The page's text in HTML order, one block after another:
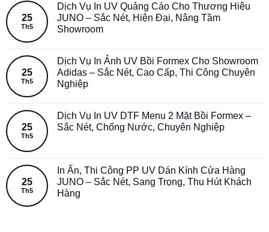
25
Th5
Dịch Vụ In UV Quảng Cáo Cho Thương Hiệu
JUNO – Sắc Nét, Hiện Đại, Nâng Tầm
Showroom
25
Th5
Dịch Vụ In Ảnh UV Bồi Formex Cho Showroom
Adidas – Sắc Nét, Cao Cấp, Thi Công Chuyên
Nghiệp
25
Th5
Dịch Vụ In UV DTF Menu 2 Mặt Bồi Formex –
Sắc Nét, Chống Nước, Chuyên Nghiệp
25
Th5
In Ấn, Thi Công PP UV Dán Kính Cửa Hàng
JUNO – Sắc Nét, Sang Trọng, Thu Hút Khách
Hàng